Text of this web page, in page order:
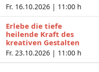
Fr. 16.10.2026 | 11:00 h
Erlebe die tiefe
heilende Kraft des
kreativen Gestalten
Fr. 23.10.2026 | 11:00 h